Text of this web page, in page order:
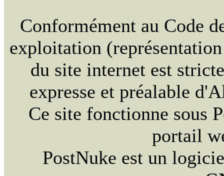
Conformément au Code
exploitation
du site internet est
expresse et préalable
Ce site fonctionne sous
portail
PostNuke est un